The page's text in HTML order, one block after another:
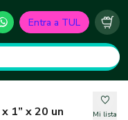
Entra a TUL
1” x 20 un Mi lista